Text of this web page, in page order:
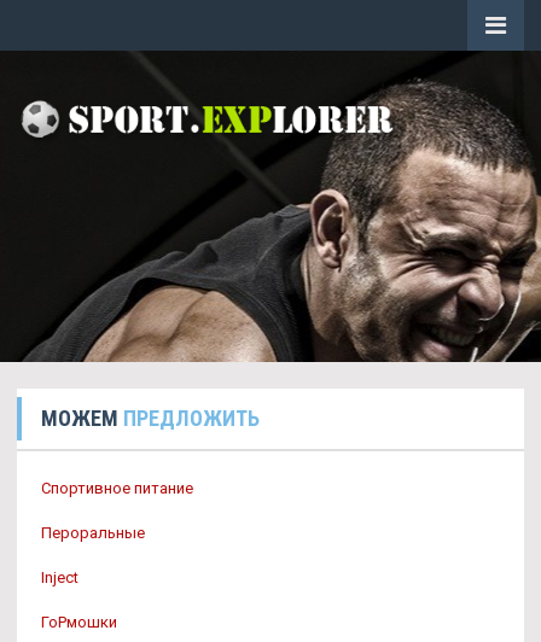
МОЖЕМ ПРЕДЛОЖИТЬ
Спортивное питание
Пероральные
Inject
ГоРмошки